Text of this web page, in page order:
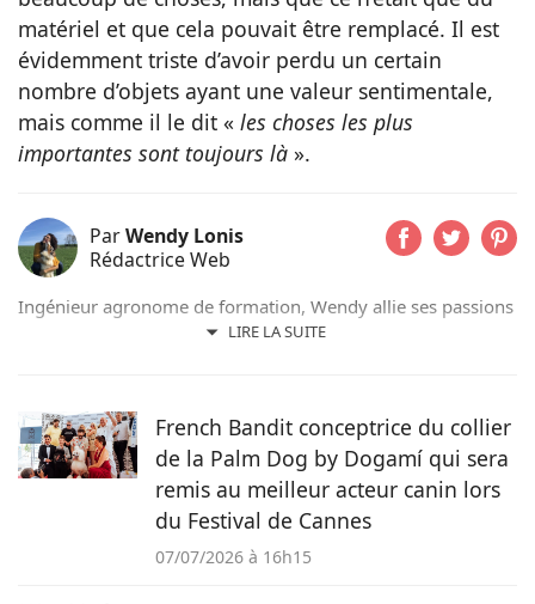
matériel et que cela pouvait être remplacé. Il est
évidemment triste d’avoir perdu un certain
nombre d’objets ayant une valeur sentimentale,
mais comme il le dit « les choses les plus
importantes sont toujours là ».
ParWendy Lonis
Rédactrice Web
LIRE LA SUITE
Ingénieur agronome de formation, Wendy allie ses passions
pour les mots et les animaux en écrivant pour Pets-dating.
australien, des poules et même des pigeons voyageurs !
French Bandit conceptrice du collier
de la Palm Dog by Dogamí qui sera
remis au meilleur acteur canin lors
du Festival de Cannes
07/07/2026 à 16h15